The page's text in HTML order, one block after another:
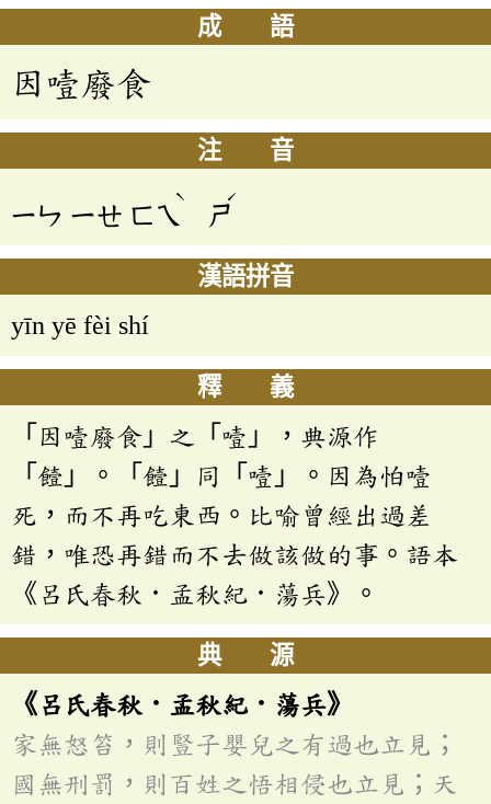
成 語
因噎廢食
注 音
ㄧㄣ ㄧㄝ ㄈㄟ
ˋ
ㄕ
ˊ
漢語拼音
yīn yē fèi shí
釋 義
「因噎廢食」之「噎」，典源作
「饐」。「饐」同「噎」。因為怕噎
死，而不再吃東西。比喻曾經出過差
錯，唯恐再錯而不去做該做的事。語本
《呂氏春秋．孟秋紀．蕩兵》。
典 源
《呂氏春秋．孟秋紀．蕩兵》
家無怒笞，則豎子嬰兒之有過也立見；
國無刑罰，則百姓之悟相侵也立見；天